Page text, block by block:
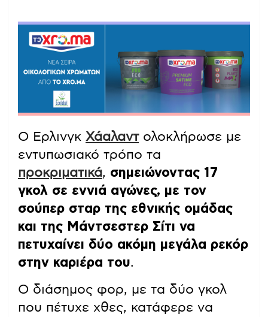
Ο Ερλινγκ Χάαλαντολοκλήρωσε με
εντυπωσιακό τρόπο τα
προκριματικά, σημειώνοντας 17
γκολ σε εννιά αγώνες, με τον
σούπερ σταρ της εθνικής ομάδας
και της Μάντσεστερ Σίτι να
πετυχαίνει δύο ακόμη μεγάλα ρεκόρ
στην καριέρα του.
Ο διάσημος φορ, με τα δύο γκολ
που πέτυχε χθες, κατάφερε να